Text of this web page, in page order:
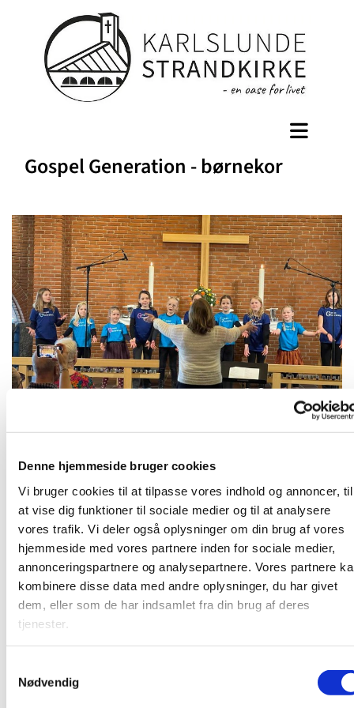
Denne hjemmeside bruger cookies
Vi bruger cookies til at tilpasse vores indhold og annoncer, til
at vise dig funktioner til sociale medier og til at analysere
vores trafik. Vi deler også oplysninger om din brug af vores
hjemmeside med vores partnere inden for sociale medier,
annonceringspartnere og analysepartnere. Vores partnere
kombinere disse data med andre oplysninger, du har givet
dem, eller som de har indsamlet fra din brug af deres
tjenester.
Nødvendig
Gospel Generation - børnekor
Mandag 28. september 2026, kl. 16:00
Børnegospelkor for børn i 0. - 2. klasse. Læs mere på
www.strandkirken.dk/gospel
Du vil måske også kunne lide...